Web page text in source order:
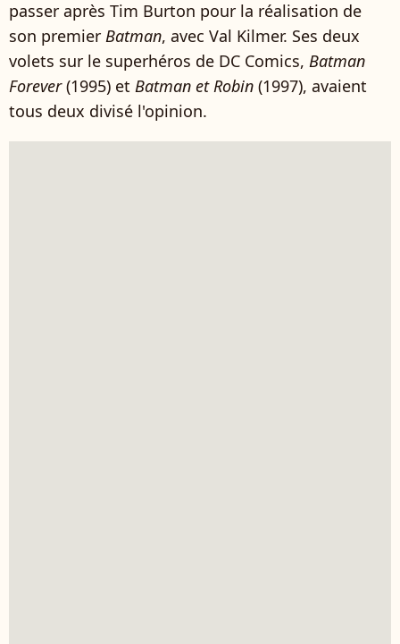
passer après Tim Burton pour la réalisation de
son premier Batman, avec Val Kilmer. Ses deux
volets sur le superhéros de DC Comics, Batman
Forever(1995) et Batman et Robin (1997), avaient
tous deux divisé l'opinion.